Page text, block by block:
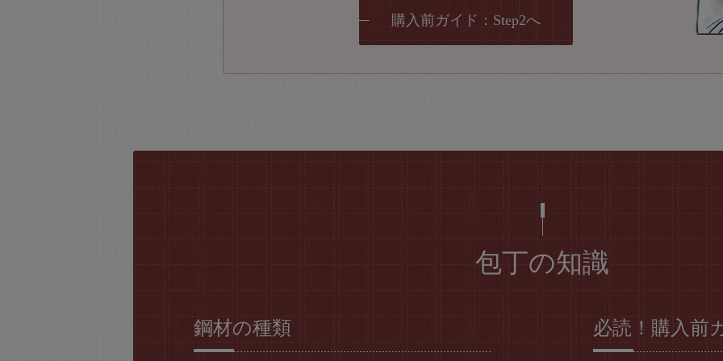
購入前ガイド：Step2へ
包丁の知識
鋼材の種類 必読！購入前